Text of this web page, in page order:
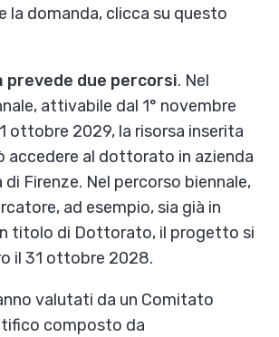
la domanda, clicca su questo
prevede due percorsi. Nel
attivabile dal 1° novembre
ottobre 2029, la risorsa inserita
accedere al dottorato in azienda
di Firenze. Nel percorso biennale,
ad esempio, sia già in
titolo di Dottorato, il progetto si
il 31 ottobre 2028.
valutati da un Comitato
composto da